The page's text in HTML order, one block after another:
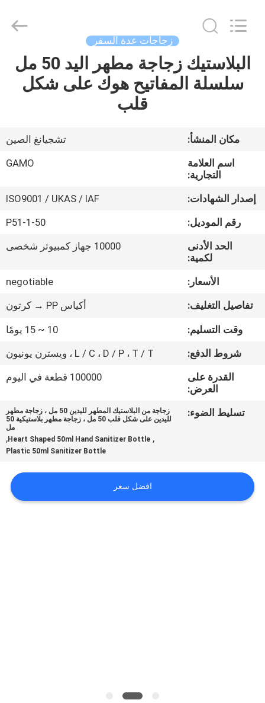
الصفحة
الرئيسية
معلومات
جولة
مراقبة
الجودة
خريطة
الموقع
PRIVACY
GAMO
INDUSTRY
زجاجات عدة السفر
البلاستيك زجاجة مطهر اليد 50 مل
سلسلة المفاتيح هوك على شكل
قلب
مكان المنشأ:
تشجيانغ الصين
اسم العلامة
التجارية:
GAMO
إصدار الشهادات:
ISO9001 / UKAS / IAF
رقم الموديل:
P51-1-50
الحد الأدنى
لكمية:
10000 جهاز كمبيوتر شخصى
الأسعار:
negotiable
تفاصيل التغليف:
أكياس PP → كرتون
وقت التسليم:
10 ~ 15 يومًا
شروط الدفع:
L / C ، D / P ، T / T ، ويسترن يونيون
القدرة على
العرض:
100000 قطعة في اليوم
تسليط الضوء:
زجاجة من البلاستيك المطهر لليدين 50 مل ، زجاجة مطهر
لليدين على شكل قلب 50 مل ، زجاجة مطهر بلاستيكية 50
مل
,
Heart Shaped 50ml Hand Sanitizer Bottle
,
Plastic 50ml Sanitizer Bottle
افضل سعر